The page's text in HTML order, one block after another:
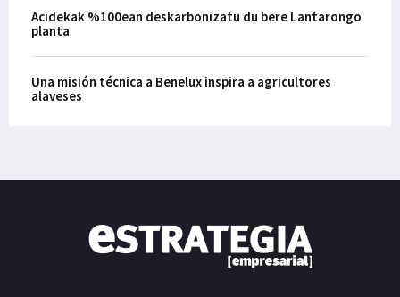
Acidekak %100ean deskarbonizatu du bere Lantarongo
planta
Una misión técnica a Benelux inspira a agricultores
alaveses